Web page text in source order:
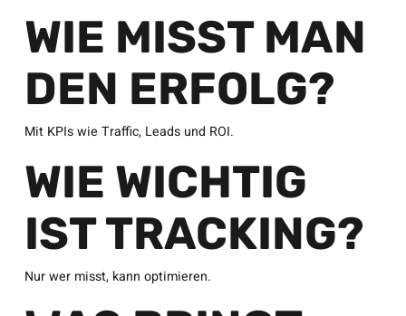
WIE MISST MAN
DEN ERFOLG?
Mit KPIs wie Traffic, Leads und ROI.
WIE WICHTIG
IST TRACKING?
Nur wer misst, kann optimieren.